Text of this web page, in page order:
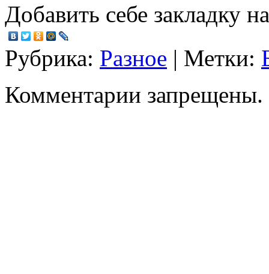
Добавить себе закладку
Рубрика: Разное | Метки:
Комментарии запрещены.